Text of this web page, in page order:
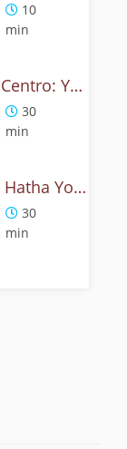
10
min
Potenzia il tuo Centro: Yoga Posturale per Addome e Schiena
30
min
Prana e Ritmo: Hatha Yoga per Equilibrio
30
min